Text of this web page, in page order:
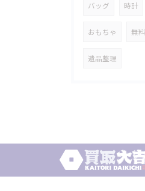
バッグ 時計
おもちゃ 無
遺品整理